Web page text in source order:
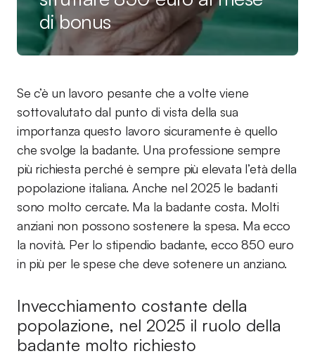
di bonus
Se c’è un lavoro pesante che a volte viene
sottovalutato dal punto di vista della sua
importanza questo lavoro sicuramente è quello
che svolge la badante. Una professione sempre
più richiesta perché è sempre più elevata l’età della
popolazione italiana. Anche nel 2025 le badanti
sono molto cercate. Ma la badante costa. Molti
anziani non possono sostenere la spesa. Ma ecco
la novità. Per lo stipendio badante, ecco 850 euro
in più per le spese che deve sotenere un anziano.
Invecchiamento costante della
popolazione, nel 2025 il ruolo della
badante molto richiesto